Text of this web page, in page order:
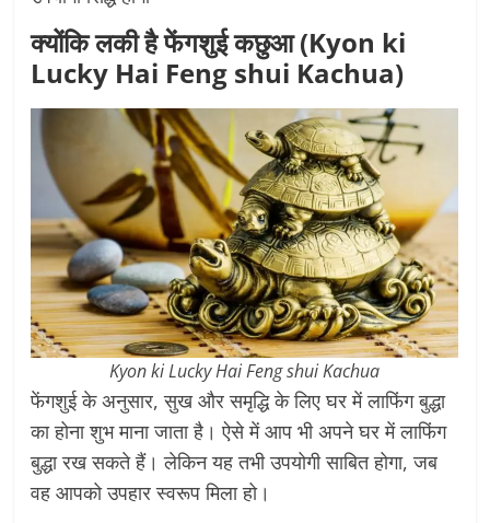
क्योंकि लकी है फेंगशुई कछुआ (Kyon ki
Lucky Hai Feng shui Kachua)
Kyon ki Lucky Hai Feng shui Kachua
फेंगशुई के अनुसार, सुख और समृद्धि के लिए घर में लाफिंग बुद्धा
का होना शुभ माना जाता है। ऐसे में आप भी अपने घर में लाफिंग
बुद्धा रख सकते हैं। लेकिन यह तभी उपयोगी साबित होगा, जब
वह आपको उपहार स्वरूप मिला हो।